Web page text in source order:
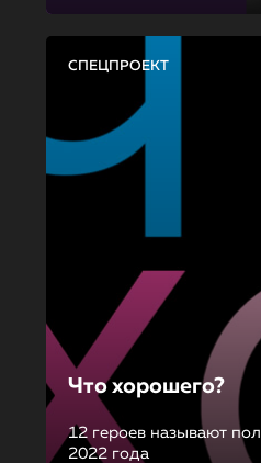
СПЕЦПРОЕКТ
Что хорошего?
12 героев называют
2022 года